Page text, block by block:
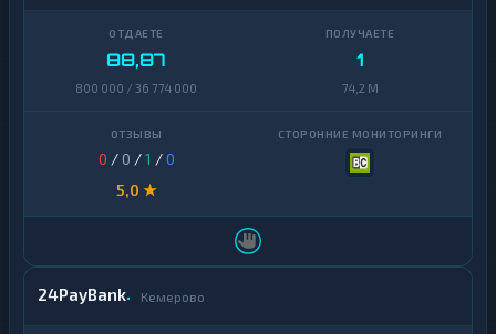
88,87
800 000 / 36 774 000
1
74,2 M
0 / 0 /1 /0
5,0 ★
24PayBank Кемерово